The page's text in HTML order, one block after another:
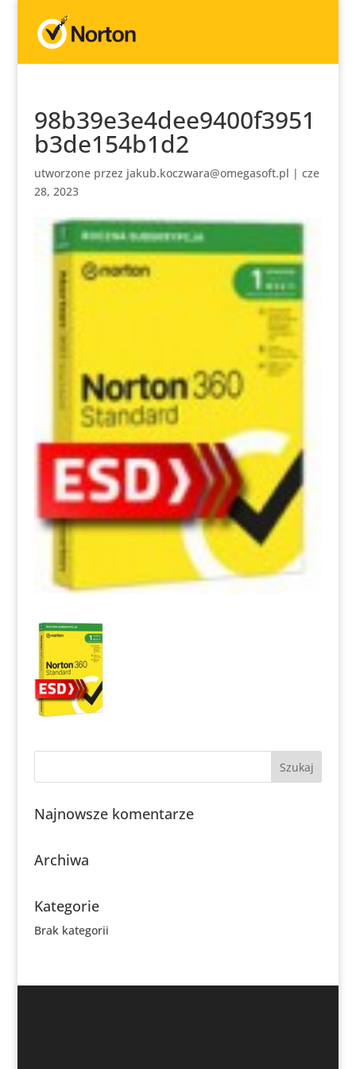
98b39e3e4dee9400f3951
b3de154b1d2
utworzone przez jakub.koczwara@omegasoft.pl | cze
28, 2023
Najnowsze komentarze
Archiwa
Kategorie
Brak kategorii